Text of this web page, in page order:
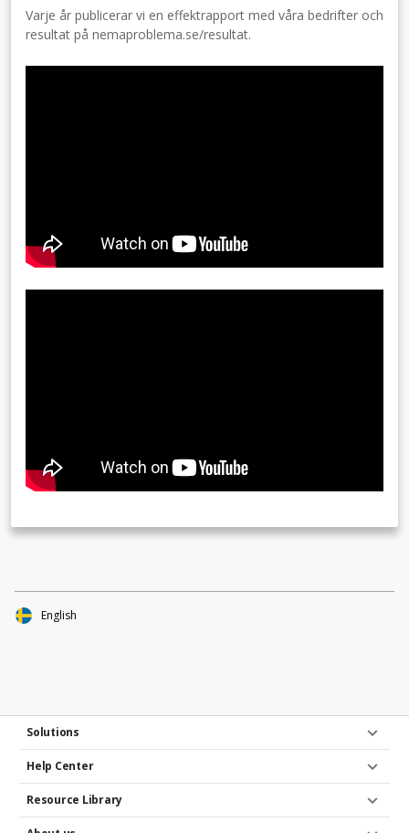
Varje år publicerar vi en effektrapport med våra bedrifter och
resultat på nemaproblema.se/resultat.
Solutions
Help Center
Resource Library
English